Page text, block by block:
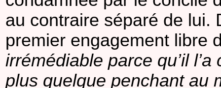
au contraire séparé de lui.
premier engagement libre
irrémédiable parce qu’il
plus quelque penchant au